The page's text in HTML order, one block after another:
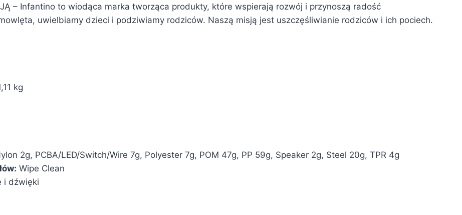
– Infantino to wiodąca marka tworząca produkty, które wspierają rozwój i przynoszą radość
uwielbiamy dzieci i podziwiamy rodziców. Naszą misją jest uszczęśliwianie rodziców i ich pociech.
kg
2g, PCBA/LED/Switch/Wire 7g, Polyester 7g, POM 47g, PP 59g, Speaker 2g, Steel 20g, TPR 4g
‎Wipe Clean
i dźwięki